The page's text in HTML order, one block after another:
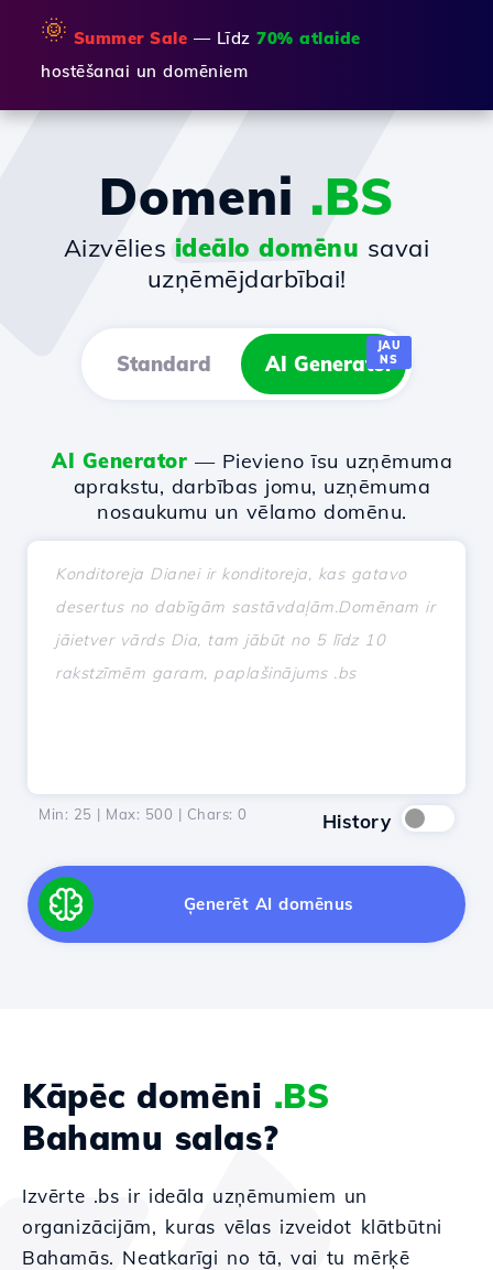
🌞 Summer Sale — Līdz 70% atlaide
hostēšanai un domēniem
Domeni .BS
Aizvēlies ideālo domēnu savai
uzņēmējdarbībai!
Standard AI Generator
JAU
NS
AI Generator — Pievieno īsu uzņēmuma
aprakstu, darbības jomu, uzņēmuma
nosaukumu un vēlamo domēnu.
Min: 25 | Max: 500 | Chars: 0 History
Ģenerēt AI domēnus
Kāpēc domēni .BS
Bahamu salas?
Izvērte .bs ir ideāla uzņēmumiem un
organizācijām, kuras vēlas izveidot klātbūtni
Bahamās. Neatkarīgi no tā, vai tu mērķē